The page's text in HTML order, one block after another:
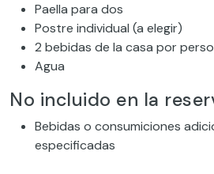
Paella para dos
Postre individual (a elegir)
2 bebidas de la casa por
Agua
No incluido en la
Bebidas o consumiciones
especificadas